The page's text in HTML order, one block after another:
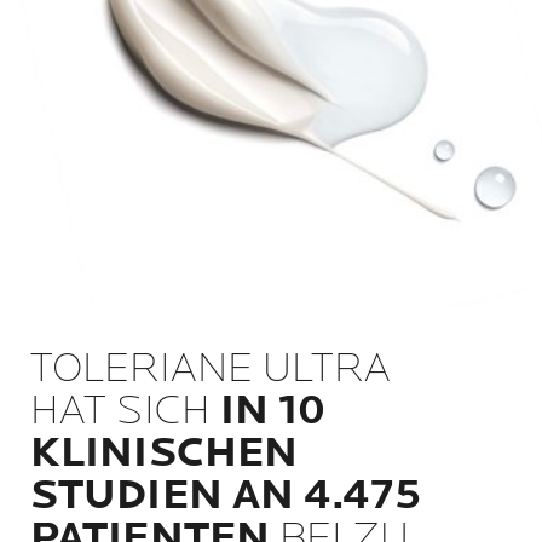
TOLERIANE ULTRA
HAT SICH IN 10
KLINISCHEN
STUDIEN AN 4.475